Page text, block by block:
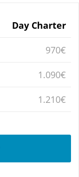
Day Charter
970€
1.090€
1.210€